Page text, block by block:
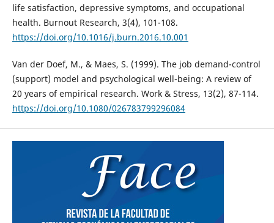
life satisfaction, depressive symptoms, and occupational
health. Burnout Research, 3(4), 101-108.
https://doi.org/10.1016/j.burn.2016.10.001
Van der Doef, M., & Maes, S. (1999). The job demand-control
(support) model and psychological well-being: A review of
20 years of empirical research. Work & Stress, 13(2), 87-114.
https://doi.org/10.1080/026783799296084